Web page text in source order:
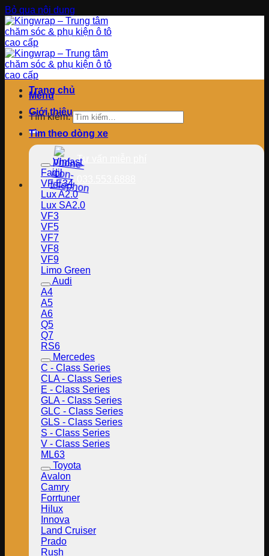
Bỏ qua nội dung
Menu
Tìm kiếm:
Tư vấn miễn phí
Trang chủ
Giới thiệu
Tìm theo dòng xe
Vinfast
Fadil
VF E34
Lux A2.0
Lux SA2.0
VF3
VF5
VF7
VF8
VF9
Limo Green
Audi
A4
A5
A6
Q5
Q7
RS6
Mercedes
C - Class Series
CLA - Class Series
E - Class Series
GLA - Class Series
GLC - Class Series
GLS - Class Series
S - Class Series
V - Class Series
ML63
Toyota
Avalon
Camry
Forrtuner
Hilux
Innova
Land Cruiser
Prado
Rush